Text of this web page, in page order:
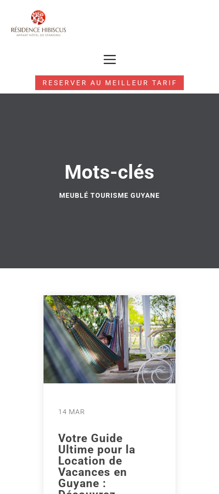
RESERVER AU MEILLEUR TARIF
Mots-clés
MEUBLÉ TOURISME GUYANE
14 MAR
Votre Guide
Ultime pour la
Location de
Vacances en
Guyane :